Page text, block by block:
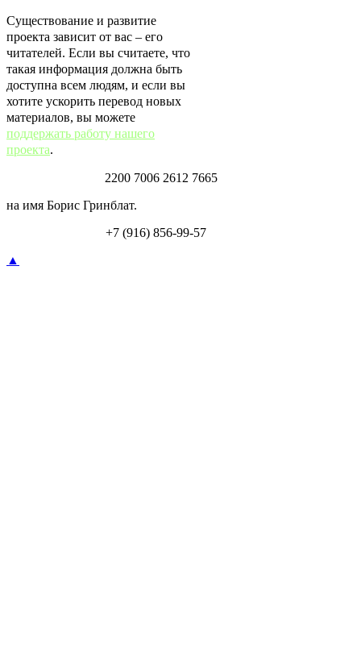
Существование и развитие
проекта зависит от вас – его
читателей. Если вы считаете, что
такая информация должна быть
доступна всем людям, и если вы
хотите ускорить перевод новых
материалов, вы можете
поддержать работу нашего
проекта.
2200 7006 2612 7665
на имя Борис Гринблат.
+7 (916) 856-99-57
▲